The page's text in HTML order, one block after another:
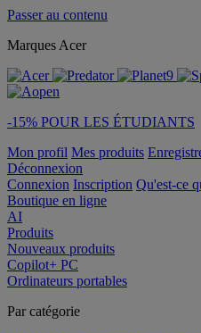
Passer au contenu
Marques Acer
-15% POUR LES ÉTUDIANTS
Mon profil Mes produits
Déconnexion
Connexion Inscription Qu'est-ce
Boutique en ligne
AI
Produits
Nouveaux produits
Copilot+ PC
Ordinateurs portables
Par catégorie